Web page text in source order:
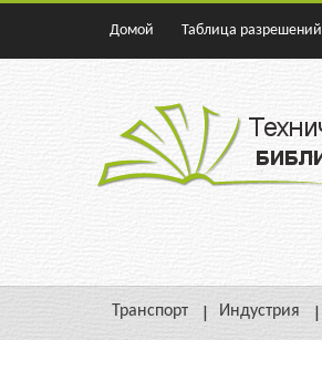
Домой Таблица разрешений
Транспорт Индустрия